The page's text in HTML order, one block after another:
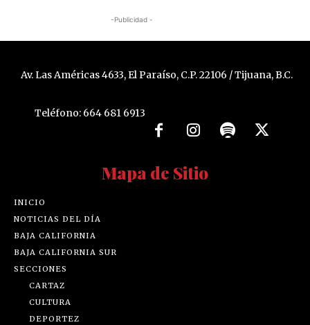
-Publicidad -
Av. Las Américas 4633, El Paraíso, C.P. 22106 / Tijuana, B.C.
Teléfono: 664 681 6913
Mapa de Sitio
INICIO
NOTICIAS DEL DÍA
BAJA CALIFORNIA
BAJA CALIFORNIA SUR
SECCIONES
CARTAZ
CULTURA
DEPORTEZ